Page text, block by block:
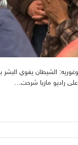
الشيطان يغوي البشر
راديو ماريا شرحت…